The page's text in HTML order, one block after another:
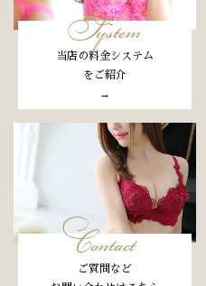
System
当店の料金システム
をご紹介
→
Contact
ご質問など